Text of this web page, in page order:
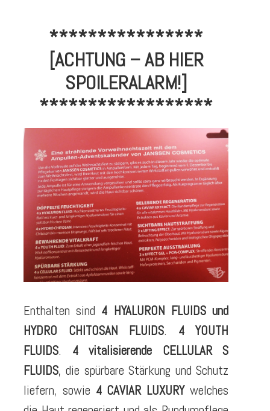
****************
[ACHTUNG – AB HIER
SPOILERALARM!]
******************
Enthalten sind 4 HYALURON FLUIDS und
HYDRO CHITOSAN FLUIDS. 4 YOUTH
FLUIDS. 4 vitalisierende CELLULAR S
FLUIDS, die spürbare Stärkung und Schutz
liefern, sowie 4 CAVIAR LUXURYwelches